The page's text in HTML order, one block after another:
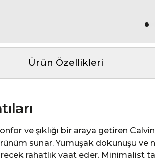
Ürün Özellikleri
ve şıklığı bir araya getiren
sunar. Yumuşak dokunuşu ve
rahatlık vaat eder. Minimalist